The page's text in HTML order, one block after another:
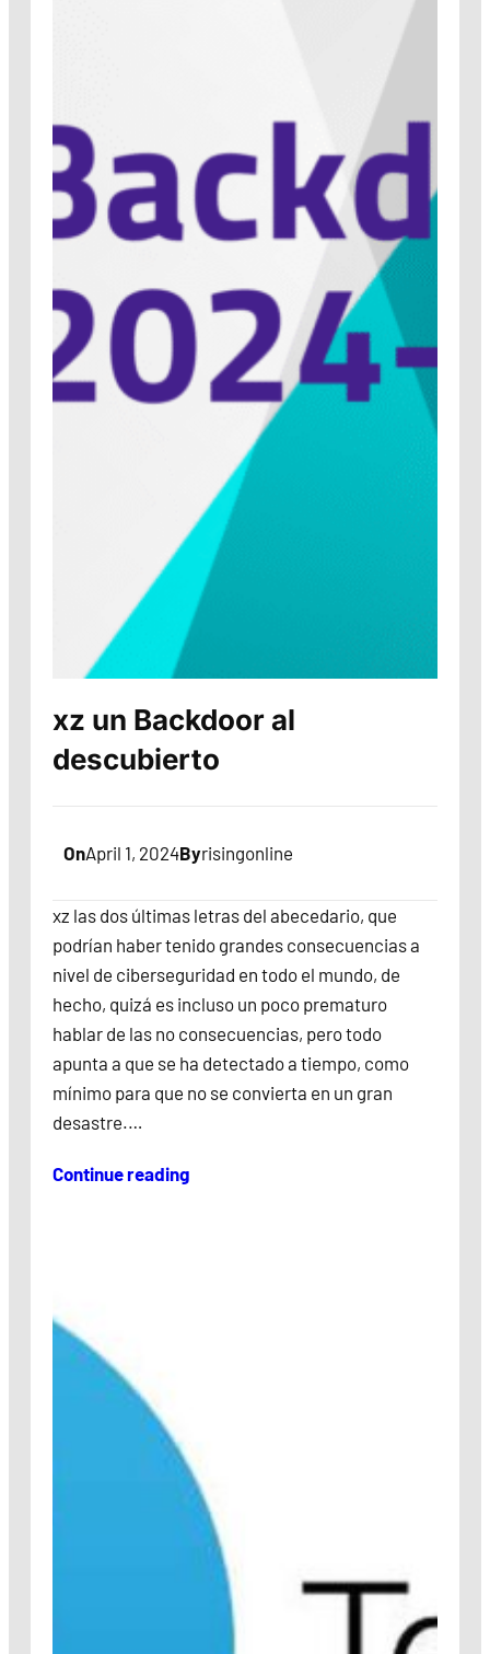
xz un Backdoor al
descubierto
OnApril 1, 2024Byrisingonline
xz las dos últimas letras del abecedario, que
podrían haber tenido grandes consecuencias a
nivel de ciberseguridad en todo el mundo, de
hecho, quizá es incluso un poco prematuro
hablar de las no consecuencias, pero todo
apunta a que se ha detectado a tiempo, como
mínimo para que no se convierta en un gran
desastre.…
Continue reading